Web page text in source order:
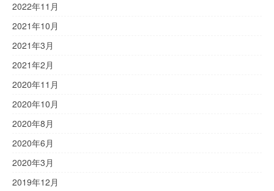
2022年11月
2021年10月
2021年3月
2021年2月
2020年11月
2020年10月
2020年8月
2020年6月
2020年3月
2019年12月